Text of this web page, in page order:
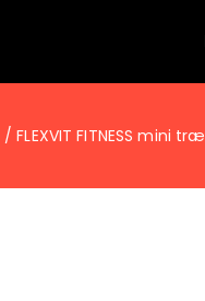
FLEXVIT FITNESS mini